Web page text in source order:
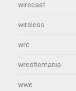
wirecast
wireless
wrc
wrestlemania
wwe